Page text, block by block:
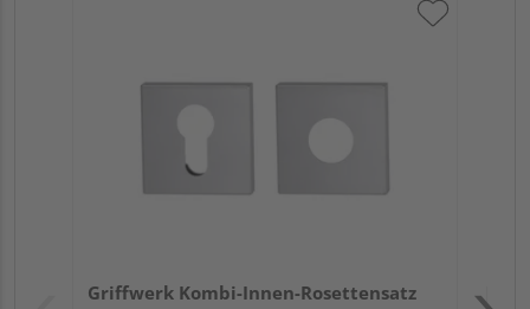
Griffwerk Kombi-Innen-Rosettensatz